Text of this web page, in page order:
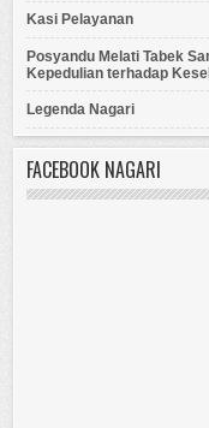
Kasi Pelayanan
Posyandu Melati Tabek
Kepedulian terhadap
Legenda Nagari
FACEBOOK NAGARI